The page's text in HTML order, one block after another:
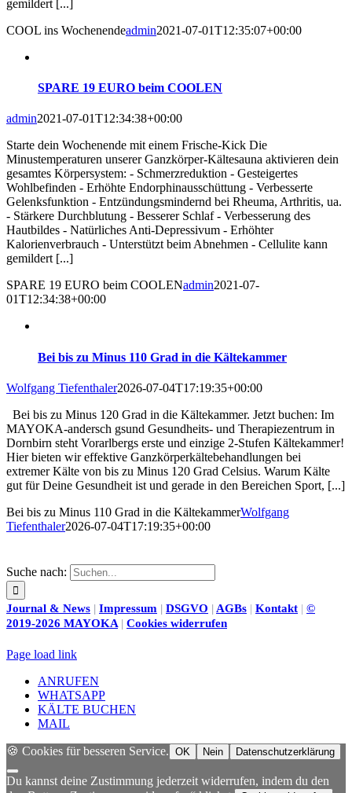
gemildert [...]
COOL ins Wochenendeadmin2021-07-01T12:35:07+00:00
SPARE 19 EURO beim COOLEN
admin2021-07-01T12:34:38+00:00
Starte dein Wochenende mit einem Frische-Kick Die
Minustemperaturen unserer Ganzkörper-Kältesauna aktivieren dein
gesamtes Körpersystem: - Schmerzreduktion - Gesteigertes
Wohlbefinden - Erhöhte Endorphinausschüttung - Verbesserte
Gelenksfunktion - Entzündungsmindernd bei Rheuma, Arthritis, ua.
- Stärkere Durchblutung - Besserer Schlaf - Verbesserung des
Hautbildes - Natürliches Anti-Depressivum - Erhöhter
Kalorienverbrauch - Unterstützt beim Abnehmen - Cellulite kann
gemildert [...]
SPARE 19 EURO beim COOLENadmin2021-07-
01T12:34:38+00:00
Bei bis zu Minus 110 Grad in die Kältekammer
Wolfgang Tiefenthaler2026-07-04T17:19:35+00:00
Bei bis zu Minus 120 Grad in die Kältekammer. Jetzt buchen: Im
MAYOKA-andersch gsund Gesundheits- und Therapiezentrum in
Dornbirn steht Vorarlbergs erste und einzige 2-Stufen Kältekammer!
Hier bieten wir effektive Ganzkörperkältebehandlungen bei
extremer Kälte von bis zu Minus 120 Grad Celsius. Warum Kälte
gut für Deine Gesundheit ist und gerade in den Bereichen Sport, [...]
Bei bis zu Minus 110 Grad in die KältekammerWolfgang
Tiefenthaler2026-07-04T17:19:35+00:00
Suche nach:
Journal & News | Impressum | DSGVO | AGBs | Kontakt | ©
2019-2026 MAYOKA| Cookies widerrufen
Page load link
ANRUFEN
WHATSAPP
KÄLTE BUCHEN
MAIL
🍪 Cookies für besseren Service. OK Nein Datenschutzerklärung
Du kannst deine Zustimmung jederzeit widerrufen, indem du den